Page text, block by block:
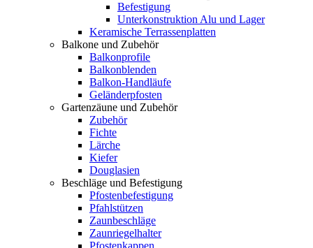
Befestigung
Unterkonstruktion Alu und Lager
Keramische Terrassenplatten
Balkone und Zubehör
Balkonprofile
Balkonblenden
Balkon-Handläufe
Geländerpfosten
Gartenzäune und Zubehör
Zubehör
Fichte
Lärche
Kiefer
Douglasien
Beschläge und Befestigung
Pfostenbefestigung
Pfahlstützen
Zaunbeschläge
Zaunriegelhalter